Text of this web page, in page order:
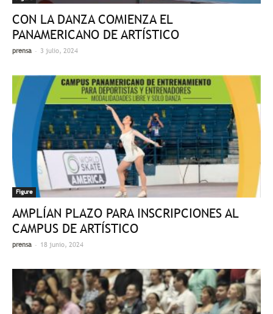
CON LA DANZA COMIENZA EL
PANAMERICANO DE ARTÍSTICO
prensa - 3 julio, 2024
Figure
AMPLÍAN PLAZO PARA INSCRIPCIONES AL
CAMPUS DE ARTÍSTICO
prensa - 18 junio, 2024